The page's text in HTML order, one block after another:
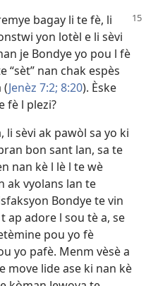
bagay li te fè, li
yon lotèl e li sèvi
je Bondye yo pou l fè
“sèt” nan chak espès
(Jenèz 7:2; 8:20). Èske
fè l plezi?
li sèvi ak pawòl sa yo ki
bon sant lan, sa te
nan kè l lè l te wè
ak vyolans lan te
Bondye te vin
ap adore l sou tè a, se
pou yo fè
yo pafè. Menm vèsè a
move lide ase ki nan kè